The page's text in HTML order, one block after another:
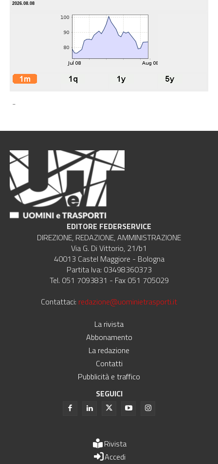
2026.08.08
-
EDITORE FEDERSERVICE
DIREZIONE, REDAZIONE, AMMINISTRAZIONE
Via G. Di Vittorio, 21/b1
40013 Castel Maggiore - Bologna
Partita Iva: 03498360373
Tel. 051 7093831 - Fax 051 705029
Contattaci: redazione@uominietrasporti.it
La rivista
Abbonamento
La redazione
Contatti
Pubblicità e traffico
SEGUICI
Rivista
Accedi